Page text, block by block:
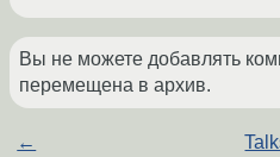
Вы не можете добавлять
перемещена в архив.
←